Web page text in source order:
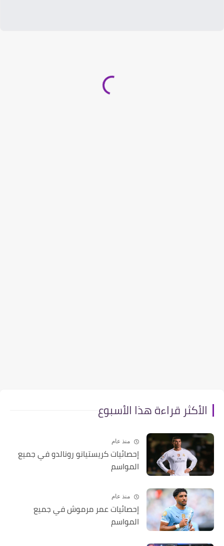
الأكثر قراءة هذا الأسبوع
منذ عام
إحصائيات كريستيانو رونالدو في جميع
المواسم
منذ عام
إحصائيات عمر مرموش في جميع
المواسم